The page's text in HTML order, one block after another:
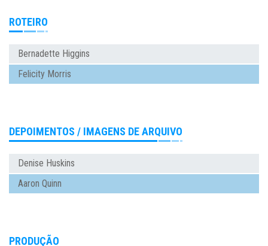
ROTEIRO
Bernadette Higgins
Felicity Morris
DEPOIMENTOS / IMAGENS DE ARQUIVO
Denise Huskins
Aaron Quinn
PRODUÇÃO